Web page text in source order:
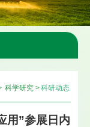
科学研究 >科研动态
用”参展日内